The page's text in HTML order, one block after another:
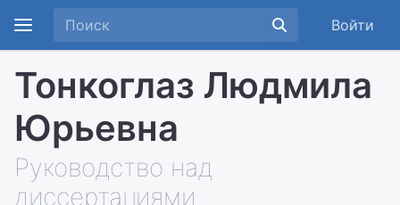
Войти
Тонкоглаз Людмила
Юрьевна
Руководство над
диссертациями